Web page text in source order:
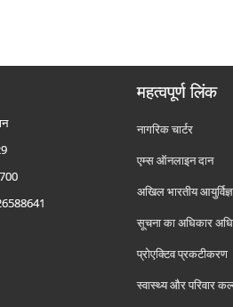
महत्वपूर्ण लिंक
नागरिक चार्टर
एम्स ऑनलाइन दान
अखिल भारतीय
सूचना का अधिकार
प्रोएक्टिव प्रकटीकरण
स्वास्थ्य और परिवार